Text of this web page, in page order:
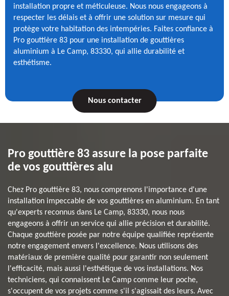
installation propre et méticuleuse. Nous nous engageons à
respecter les délais et à offrir une solution sur mesure qui
protège votre habitation des intempéries. Faites confiance à
Pro gouttière 83 pour une installation de gouttières
aluminium à Le Camp, 83330, qui allie durabilité et
esthétisme.
Nous contacter
Pro gouttière 83 assure la pose parfaite
de vos gouttières alu
Chez Pro gouttière 83, nous comprenons l'importance d'une
installation impeccable de vos gouttières en aluminium. En tant
qu'experts reconnus dans Le Camp, 83330, nous nous
engageons à offrir un service qui allie précision et durabilité.
Chaque gouttière posée par notre équipe qualifiée représente
notre engagement envers l'excellence. Nous utilisons des
matériaux de première qualité pour garantir non seulement
l'efficacité, mais aussi l'esthétique de vos installations. Nos
techniciens, qui connaissent Le Camp comme leur poche,
s'occupent de vos projets comme s'il s'agissait des leurs. Avec